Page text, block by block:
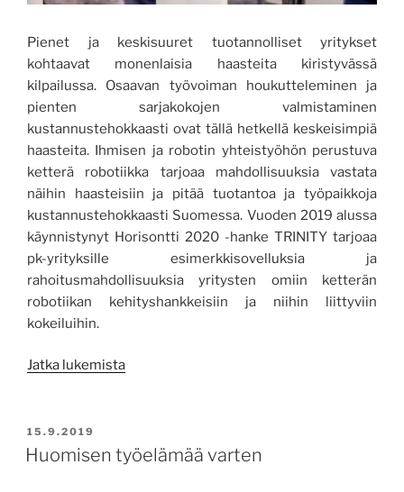
Pienet ja keskisuuret tuotannolliset yritykset
kohtaavat monenlaisia haasteita kiristyvässä
kilpailussa. Osaavan työvoiman houkutteleminen ja
pienten sarjakokojen valmistaminen
kustannustehokkaasti ovat tällä hetkellä keskeisimpiä
haasteita. Ihmisen ja robotin yhteistyöhön perustuva
ketterä robotiikka tarjoaa mahdollisuuksia vastata
näihin haasteisiin ja pitää tuotantoa ja työpaikkoja
kustannustehokkaasti Suomessa. Vuoden 2019 alussa
käynnistynyt Horisontti 2020 -hanke TRINITY tarjoaa
pk-yrityksille esimerkkisovelluksia ja
rahoitusmahdollisuuksia yritysten omiin ketterän
robotiikan kehityshankkeisiin ja niihin liittyviin
kokeiluihin.
Jatka lukemista”Ketterällä
yrityksille”
JULKAISTU
15.9.2019
Huomisen työelämää varten